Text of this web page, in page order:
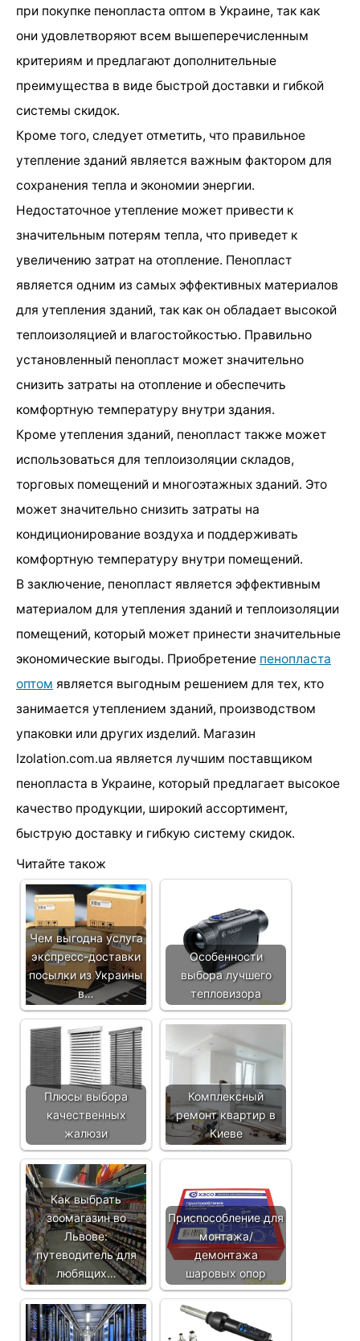
при покупке пенопласта оптом в Украине, так как
они удовлетворяют всем вышеперечисленным
критериям и предлагают дополнительные
преимущества в виде быстрой доставки и гибкой
системы скидок.
Кроме того, следует отметить, что правильное
утепление зданий является важным фактором для
сохранения тепла и экономии энергии.
Недостаточное утепление может привести к
значительным потерям тепла, что приведет к
увеличению затрат на отопление. Пенопласт
является одним из самых эффективных материалов
для утепления зданий, так как он обладает высокой
теплоизоляцией и влагостойкостью. Правильно
установленный пенопласт может значительно
снизить затраты на отопление и обеспечить
комфортную температуру внутри здания.
Кроме утепления зданий, пенопласт также может
использоваться для теплоизоляции складов,
торговых помещений и многоэтажных зданий. Это
может значительно снизить затраты на
кондиционирование воздуха и поддерживать
комфортную температуру внутри помещений.
В заключение, пенопласт является эффективным
материалом для утепления зданий и теплоизоляции
помещений, который может принести значительные
экономические выгоды. Приобретение пенопласта
оптом является выгодным решением для тех, кто
занимается утеплением зданий, производством
упаковки или других изделий. Магазин
Izolation.com.ua является лучшим поставщиком
пенопласта в Украине, который предлагает высокое
качество продукции, широкий ассортимент,
быструю доставку и гибкую систему скидок.
Читайте також
Чем выгодна услуга
экспресс-доставки
посылки из Украины
в…
Особенности
выбора лучшего
тепловизора
Плюсы выбора
качественных
жалюзи
Комплексный
ремонт квартир в
Киеве
Как выбрать
зоомагазин во
Львове:
путеводитель для
любящих…
Приспособление для
монтажа/
демонтажа
шаровых опор